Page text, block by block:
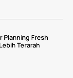
Planning Fresh
Terarah